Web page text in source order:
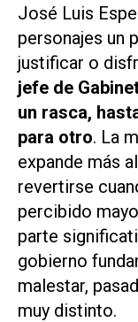
José Luis
personajes un
justificar o
jefe de
un rasca,
para otro. La
expande más
revertirse
percibido
parte
gobierno
malestar,
muy distinto.